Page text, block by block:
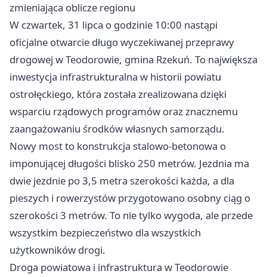
zmieniająca oblicze regionu
W czwartek, 31 lipca o godzinie 10:00 nastąpi
oficjalne otwarcie długo wyczekiwanej przeprawy
drogowej w Teodorowie, gmina Rzekuń. To największa
inwestycja infrastrukturalna w historii powiatu
ostrołęckiego, która została zrealizowana dzięki
wsparciu rządowych programów oraz znacznemu
zaangażowaniu środków własnych samorządu.
Nowy most to konstrukcja stalowo-betonowa o
imponującej długości blisko 250 metrów. Jezdnia ma
dwie jezdnie po 3,5 metra szerokości każda, a dla
pieszych i rowerzystów przygotowano osobny ciąg o
szerokości 3 metrów. To nie tylko wygoda, ale przede
wszystkim bezpieczeństwo dla wszystkich
użytkowników drogi.
Droga powiatowa i infrastruktura w Teodorowie